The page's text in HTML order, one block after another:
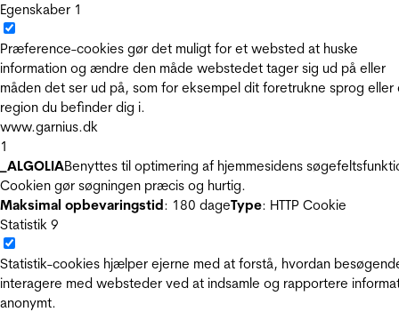
Egenskaber 1
Præference-cookies gør det muligt for et websted at huske
information og ændre den måde webstedet tager sig ud på eller
måden det ser ud på, som for eksempel dit foretrukne sprog eller
region du befinder dig i.
www.garnius.dk
1
_ALGOLIABenyttes til optimering af hjemmesidens
Cookien gør søgningen præcis og hurtig.
Maksimal opbevaringstid: 180 dageType: HTTP Cookie
Statistik 9
Statistik-cookies hjælper ejerne med at forstå, hvordan
interagere med websteder ved at indsamle og rapportere
anonymt.